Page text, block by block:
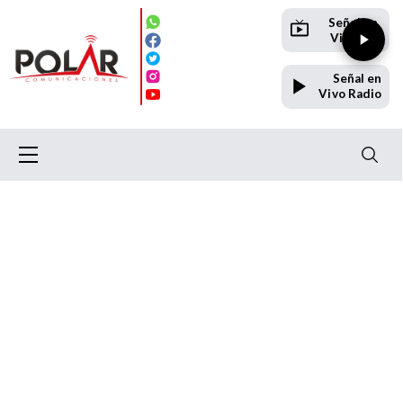
Señal en
Vivo TV
Señal en
Vivo Radio